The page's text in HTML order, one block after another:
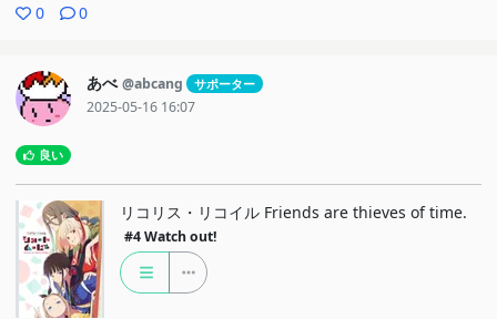
0 0
あべ @abcang サポーター
2025-05-16 16:07
良い
リコリス・リコイル Friends are thieves of time.
#4 Watch out!